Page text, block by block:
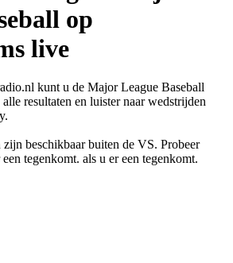
op
live
kunt u de Major League Baseball
resultaten en luister naar wedstrijden
beschikbaar buiten de VS. Probeer
tegenkomt. als u er een tegenkomt.